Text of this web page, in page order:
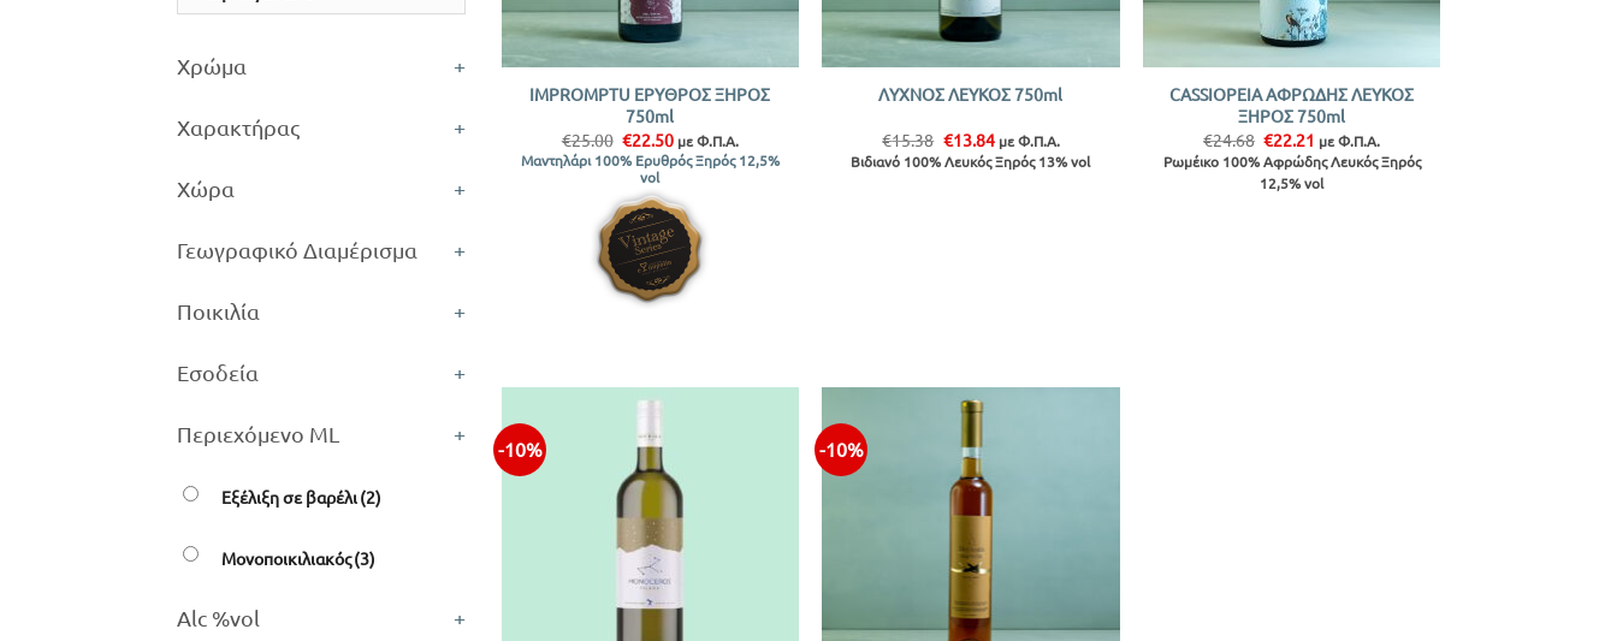
Χρώμα +
Χαρακτήρας +
Χώρα +
Γεωγραφικό Διαμέρισμα +
Ποικιλία +
Εσοδεία +
Περιεχόμενο ML +
Εξέλιξη σε βαρέλι(2)
Μονοποικιλιακός(3)
Alc %vol +
IMPROMPTU ΕΡΥΘΡΟΣ ΞΗΡΟΣ
750ml
€25.00 Original
price
was:
€25.00.
€22.50Η
τρέχουσα
τιμή
€22.50.
με Φ.Π.Α.
Μαντηλάρι 100% Ερυθρός Ξηρός 12,5%
vol
ΛΥΧΝΟΣ ΛΕΥΚΟΣ 750ml
€15.38 Original
price
was:
€13.84Η
τρέχουσα
τιμή
με Φ.Π.Α.
Βιδιανό 100% Λευκός Ξηρός 13% vol
+
CASSIOPEIA ΑΦΡΩΔΗΣ ΛΕΥΚΟΣ
ΞΗΡΟΣ 750ml
€24.68 Original
price
was:
€24.68.
€22.21 Η
τρέχουσα
τιμή
είναι:
με Φ.Π.Α.
Ρωμέικο 100% Αφρώδης Λευκός Ξηρός
12,5% vol
-10% -10%